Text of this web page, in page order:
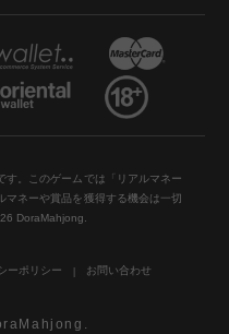
す。このゲームでは「リアルマネー
マネーや賞品を獲得する機会は一切
DoraMahjong.
ーポリシー お問い合わせ